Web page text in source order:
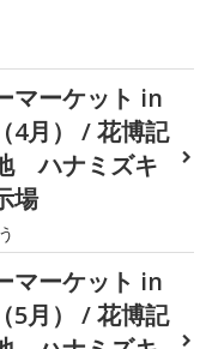
マーケット in
4月） / 花博記
ハナミズキ
場
マーケット in
5月） / 花博記